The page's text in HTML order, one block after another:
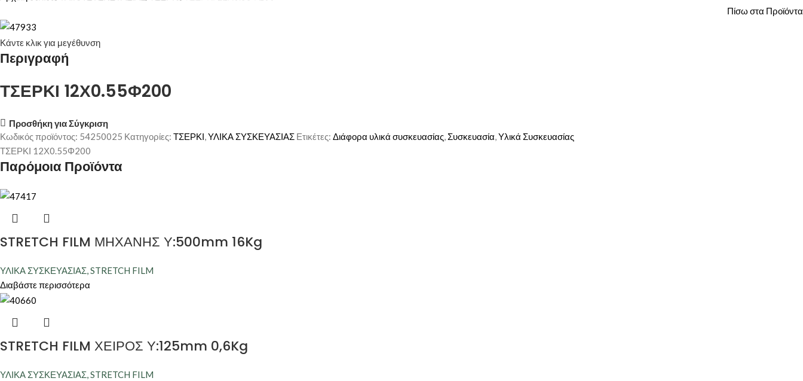
Πίσω στα Προϊόντα
Κάντε κλικ για μεγέθυνση
Περιγραφή
ΤΣΕΡΚΙ 12Χ0.55Φ200
Προσθήκη για Σύγκριση
Κωδικός προϊόντος: 54250025 Κατηγορίες: ΤΣΕΡΚΙ,ΥΛΙΚΑ ΣΥΣΚΕΥΑΣΙΑΣ Ετικέτες: Διάφορα υλικά συσκευασίας, Συσκευασία,Υλικά Συσκευασίας
ΤΣΕΡΚΙ 12Χ0.55Φ200
Παρόμοια Προϊόντα
STRETCH FILM ΜΗΧΑΝΗΣ Υ:500mm 16Kg
ΥΛΙΚΑ ΣΥΣΚΕΥΑΣΙΑΣ,STRETCH FILM
Διαβάστε περισσότερα
STRETCH FILM ΧΕΙΡΟΣ Υ:125mm 0,6Kg
ΥΛΙΚΑ ΣΥΣΚΕΥΑΣΙΑΣ,STRETCH FILM